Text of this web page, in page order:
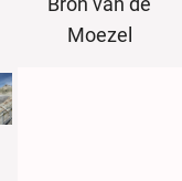
Bron van de
Moezel